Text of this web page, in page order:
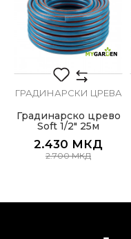
Занает
Намена
Порака
ГРАДИНАРСКИ ЦРЕВА
Градинарско црево
Soft 1/2" 25м
2.430 МКД
2.700МКД